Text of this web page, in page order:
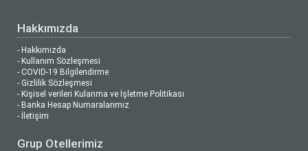
Hakkımızda
- Hakkımızda
- Kullanım Sözleşmesi
- COVID-19 Bilgilendirme
- Gizlilik Sözleşmesi
- Kişisel verileri Kulanma ve İşletme Politikası
- Banka Hesap Numaralarımız
- İletişim
Grup Otellerimiz